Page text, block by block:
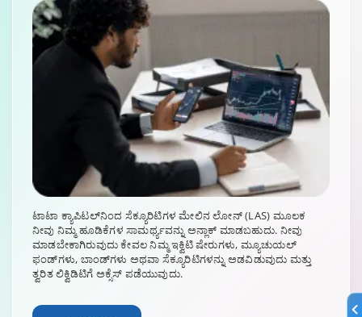
ಟಾಟಾ ಕ್ಯಾಪಿಟಲ್‌ನಿಂದ ಸೆಕ್ಯೂರಿಟಿಗಳ ಮೇಲಿನ ಲೋನ್ (LAS) ಮೂಲಕ
ನೀವು ನಿಮ್ಮ ಹೂಡಿಕೆಗಳ ಸಾಮರ್ಥ್ಯವನ್ನು ಅನ್ಲಾಕ್ ಮಾಡಬಹುದು. ನೀವು
ಮಾಡಬೇಕಾಗಿರುವುದು ಕೇವಲ ನಿಮ್ಮ ಇಕ್ವಿಟಿ ಷೇರುಗಳು, ಮ್ಯೂಚುಯಲ್
ಫಂಡ್‌ಗಳು, ಬಾಂಡ್‌ಗಳು ಅಥವಾ ಸೆಕ್ಯೂರಿಟಿಗಳನ್ನು ಅಡವಿಡುವುದು ಮತ್ತು
ತ್ವರಿತ ಲಿಕ್ವಿಡಿಟಿಗೆ ಅಕ್ಸೆಸ್ ಪಡೆಯುವುದು.